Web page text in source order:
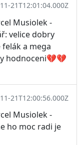
21T12:01:04.000Z
Musiolek -
velice dobry
a mega
hodnoceni💔💔
21T12:00:56.000Z
Musiolek -
ho moc radi je